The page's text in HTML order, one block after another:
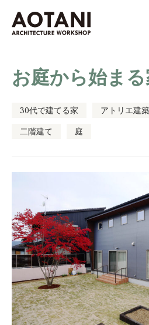
私たちの家づくり
お考えの方へ
よくある質問
ライブラリー
お客様の声
ブログ
お庭から始ま
30代で建てる家 アトリエ建
二階建て
庭